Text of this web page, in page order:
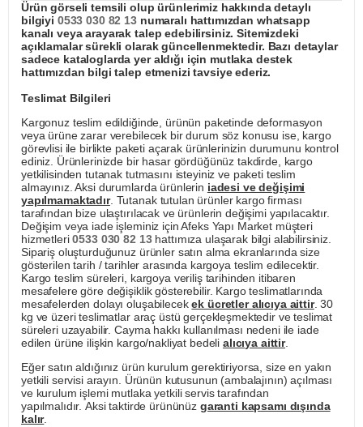
Ürün görseli temsili olup ürünlerimiz hakkında detaylı
bilgiyi 0533 030 82 13numaralı hattımızdan whatsapp
kanalı veya arayarak talep edebilirsiniz. Sitemizdeki
açıklamalar sürekli olarak güncellenmektedir. Bazı detaylar
sadece kataloglarda yer aldığı için mutlaka destek
hattımızdan bilgi talep etmenizi tavsiye ederiz.
Teslimat Bilgileri
Kargonuz teslim edildiğinde, ürünün paketinde deformasyon
veya ürüne zarar verebilecek bir durum söz konusu ise, kargo
görevlisi ile birlikte paketi açarak ürünlerinizin durumunu kontrol
ediniz. Ürünlerinizde bir hasar gördüğünüz takdirde, kargo
yetkilisinden tutanak tutmasını isteyiniz ve paketi teslim
almayınız. Aksi durumlarda ürünlerin iadesi ve değişimi
yapılmamaktadır. Tutanak tutulan ürünler kargo firması
tarafından bize ulaştırılacak ve ürünlerin değişimi yapılacaktır.
Değişim veya iade işleminiz için Afeks Yapı Market müşteri
hizmetleri0533 030 82 13hattımıza ulaşarak bilgi alabilirsiniz.
Sipariş oluşturduğunuz ürünler satın alma ekranlarında size
gösterilen tarih / tarihler arasında kargoya teslim edilecektir.
Kargo teslim süreleri, kargoya veriliş tarihinden itibaren
mesafelere göre değişiklik gösterebilir. Kargo teslimatlarında
mesafelerden dolayı oluşabilecekek ücretler alıcıya aittir. 30
kg ve üzeri teslimatlar araç üstü gerçekleşmektedir ve teslimat
süreleri uzayabilir. Cayma hakkı kullanılması nedeni ile iade
edilen ürüne ilişkin kargo/nakliyat bedeli alıcıya aittir.
Eğer satın aldığınız ürün kurulum gerektiriyorsa, size en yakın
yetkili servisi arayın. Ürünün kutusunun (ambalajının) açılması
ve kurulum işlemi mutlaka yetkili servis tarafından
yapılmalıdır. Aksi taktirde ürününüz garanti kapsamı dışında
kalır.